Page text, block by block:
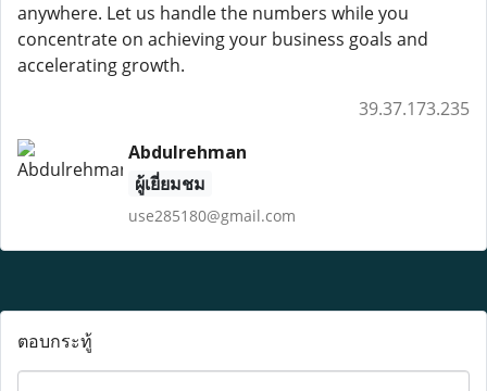
anywhere. Let us handle the numbers while you
concentrate on achieving your business goals and
accelerating growth.
39.37.173.235
Abdulrehman
ผู้เยี่ยมชม
use285180@gmail.com
ตอบกระทู้